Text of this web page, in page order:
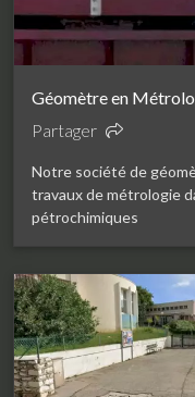
Géomètre en
Partager
Notre société de
travaux de métrologie
pétrochimiques